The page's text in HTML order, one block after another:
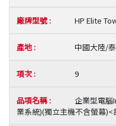
HP Elite
中國大陸/
9
企業型電
業系統)(獨立主機不含螢幕